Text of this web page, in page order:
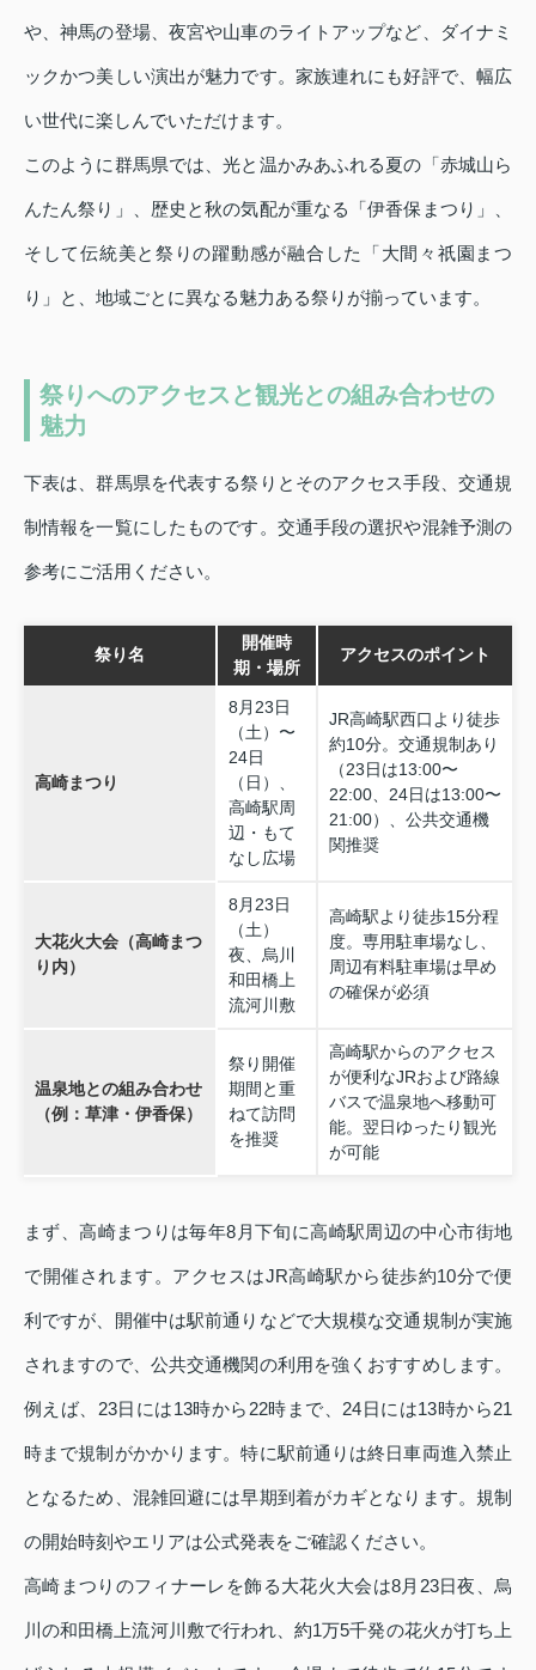
や、神馬の登場、夜宮や山車のライトアップなど、ダイナミ
ックかつ美しい演出が魅力です。家族連れにも好評で、幅広
い世代に楽しんでいただけます。
このように群馬県では、光と温かみあふれる夏の「赤城山ら
んたん祭り」、歴史と秋の気配が重なる「伊香保まつり」、
そして伝統美と祭りの躍動感が融合した「大間々祇園まつ
り」と、地域ごとに異なる魅力ある祭りが揃っています。
祭りへのアクセスと観光との組み合わせの
魅力
下表は、群馬県を代表する祭りとそのアクセス手段、交通規
制情報を一覧にしたものです。交通手段の選択や混雑予測の
参考にご活用ください。
祭り名
開催時
期・場所
アクセスのポイント
高崎まつり
8月23日
（土）〜
24日
（日）、
高崎駅周
辺・もて
なし広場
JR高崎駅西口より徒歩
約10分。交通規制あり
（23日は13:00〜
22:00、24日は13:00〜
21:00）、公共交通機
関推奨
大花火大会（高崎まつ
り内）
8月23日
（土）
夜、烏川
和田橋上
流河川敷
高崎駅より徒歩15分程
度。専用駐車場なし、
周辺有料駐車場は早め
の確保が必須
温泉地との組み合わせ
（例：草津・伊香保）
祭り開催
期間と重
ねて訪問
を推奨
高崎駅からのアクセス
が便利なJRおよび路線
バスで温泉地へ移動可
能。翌日ゆったり観光
が可能
まず、高崎まつりは毎年8月下旬に高崎駅周辺の中心市街地
で開催されます。アクセスはJR高崎駅から徒歩約10分で便
利ですが、開催中は駅前通りなどで大規模な交通規制が実施
されますので、公共交通機関の利用を強くおすすめします。
例えば、23日には13時から22時まで、24日には13時から21
時まで規制がかかります。特に駅前通りは終日車両進入禁止
となるため、混雑回避には早期到着がカギとなります。規制
の開始時刻やエリアは公式発表をご確認ください。
高崎まつりのフィナーレを飾る大花火大会は8月23日夜、烏
川の和田橋上流河川敷で行われ、約1万5千発の花火が打ち上